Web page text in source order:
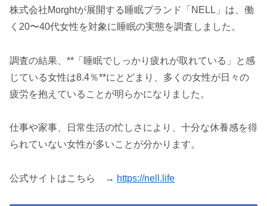
株式会社Morghtが展開する睡眠ブランド「NELL」は、働
く20〜40代女性を対象に睡眠の実態を調査しました。
調査の結果、**「睡眠でしっかり疲れが取れている」と感
じている女性は8.4％**にとどまり、多くの女性が日々の
疲労を抱えていることが明らかになりました。
仕事や家事、日常生活の忙しさにより、十分な休養感を得
られていない女性が多いことが分かります。
公式サイトはこちら → https://nell.life